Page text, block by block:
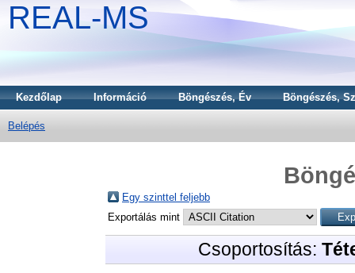
REAL-MS
Kezdőlap Információ Böngészés, Év Böngészés,
Belépés
Egy szinttel feljebb
Exportálás mint
Csoportosítás: